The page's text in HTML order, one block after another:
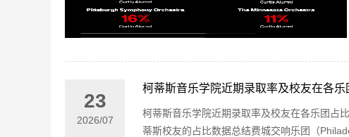
23
2026/07
柯蒂斯音乐学院近期录取率及校友在各乐
柯蒂斯音乐学院近期录取率及校友在各乐团占
蒂斯校友的占比数据总结费城交响乐团（